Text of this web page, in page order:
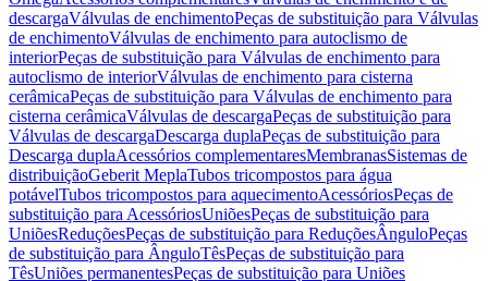
descargaVálvulas de enchimentoPeças de substituição para Válvulas
de enchimentoVálvulas de enchimento para autoclismo de
interiorPeças de substituição para Válvulas de enchimento para
autoclismo de interiorVálvulas de enchimento para cisterna
cerâmicaPeças de substituição para Válvulas de enchimento para
cisterna cerâmicaVálvulas de descargaPeças de substituição para
Válvulas de descargaDescarga duplaPeças de substituição para
Descarga duplaAcessórios complementaresMembranasSistemas de
distribuiçãoGeberit MeplaTubos tricompostos para água
potávelTubos tricompostos para aquecimentoAcessóriosPeças de
substituição para AcessóriosUniõesPeças de substituição para
UniõesReduçõesPeças de substituição para ReduçõesÂnguloPeças
de substituição para ÂnguloTêsPeças de substituição para
TêsUniões permanentesPeças de substituição para Uniões